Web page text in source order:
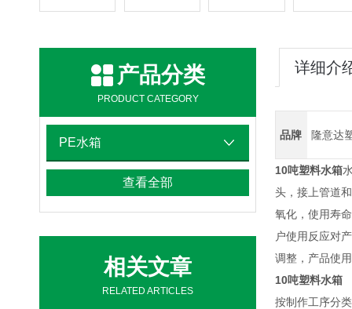
产品分类
PRODUCT CATEGORY
PE水箱
查看全部
相关文章
RELATED ARTICLES
详细介
品牌 隆意达
10吨塑料水箱
头，接上管道
氧化，使用寿
户使用反应对
调整，产品使
10吨塑料水箱
按制作工序分类